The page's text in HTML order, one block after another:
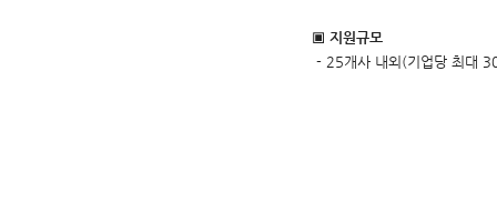
▣ 지원규모
- 25개사 내외(기업당 최대